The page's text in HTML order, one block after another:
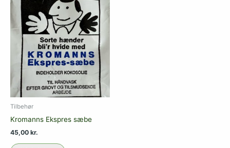
Tilbehør
Kromanns Ekspres sæbe
45,00 kr.